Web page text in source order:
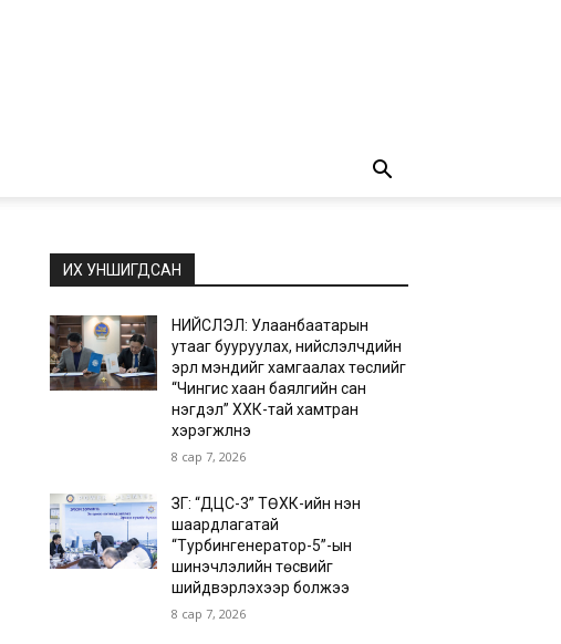
ИХ УНШИГДСАН
НИЙСЛЭЛ: Улаанбаатарын
утааг бууруулах, нийслэлчүүдийн
эрүүл мэндийг хамгаалах төслийг
“Чингис хаан баялгийн сан
нэгдэл” ХХК-тай хамтран
хэрэгжүүлнэ
8 сар 7, 2026
ЗГ: “ДЦС-3” ТӨХК-ийн нэн
шаардлагатай
“Турбингенератор-5”-ын
шинэчлэлийн төсвийг
шийдвэрлэхээр болжээ
8 сар 7, 2026